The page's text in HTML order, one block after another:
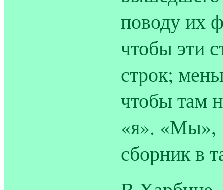
поводу их
чтобы эти
строк;
чтобы там
«я». «Мы»,
сборник в